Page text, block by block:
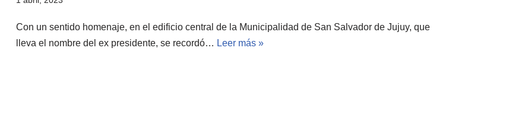
Con un sentido homenaje, en el edificio central de la Municipalidad de San Salvador de Jujuy, que
lleva el nombre del ex presidente, se recordó… Leer más »